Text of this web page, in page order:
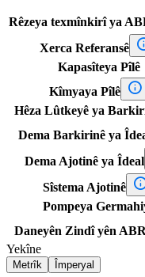
Rêzeya texmînkirî ya
Xerca Referansê
Kapasîteya Pîlê
Kîmyaya Pîlê

Hêza Lûtkeyê ya
Dema Barkirinê ya
Dema Ajotinê ya Îdeal
Sîstema Ajotinê
Pompeya
Daneyên Zindî yên
Yekîne
Metrîk Împeryal